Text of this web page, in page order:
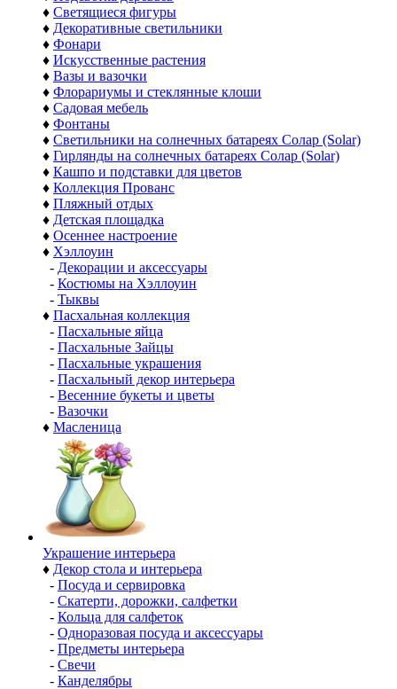
♦ Светящиеся фигуры
♦ Декоративные светильники
♦ Фонари
♦ Искусственные растения
♦ Вазы и вазочки
♦ Флорариумы и стеклянные клоши
♦ Садовая мебель
♦ Фонтаны
♦ Светильники на солнечных батареях Солар (Solar)
♦ Гирлянды на солнечных батареях Солар (Solar)
♦ Кашпо и подставки для цветов
♦ Коллекция Прованс
♦ Пляжный отдых
♦ Детская площадка
♦ Осеннее настроение
♦ Хэллоуин
- Декорации и аксессуары
- Костюмы на Хэллоуин
- Тыквы
♦ Пасхальная коллекция
- Пасхальные яйца
- Пасхальные Зайцы
- Пасхальные украшения
- Пасхальный декор интерьера
- Весенние букеты и цветы
- Вазочки
♦ Масленица
Украшение интерьера
♦ Декор стола и интерьера
- Посуда и сервировка
- Скатерти, дорожки, салфетки
- Кольца для салфеток
- Одноразовая посуда и аксессуары
- Предметы интерьера
- Свечи
- Канделябры